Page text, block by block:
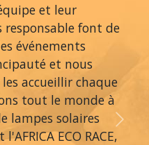
et leur
font de
événements
et nous
accueillir chaque
tout le monde à
lampes solaires
ECO RACE,
Next